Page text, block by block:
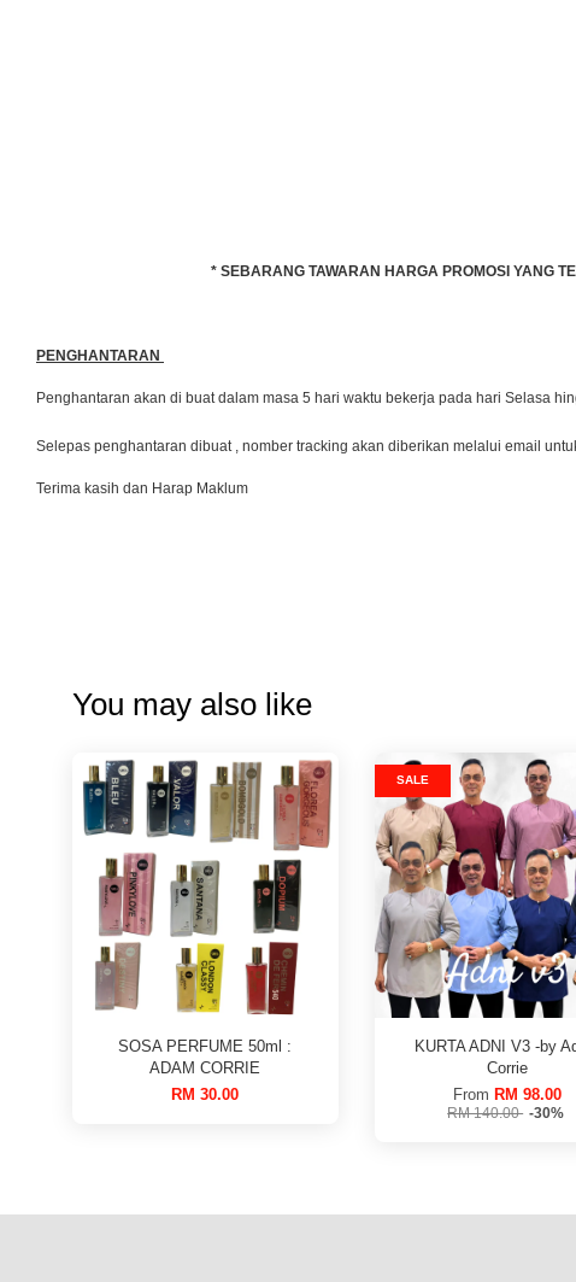
* SEBARANG TAWARAN HARGA PROMOSI YANG
PENGHANTARAN
Penghantaran akan di buat dalam masa 5 hari waktu bekerja pada hari Selasa
Selepas penghantaran dibuat , nomber tracking akan diberikan melalui email
Terima kasih dan Harap Maklum
You may also like
SOSA PERFUME 50ml :
ADAM CORRIE
RM 30.00
SALE
KURTA ADNI V3 -by
Corrie
From RM 98.00
RM 140.00 -30%